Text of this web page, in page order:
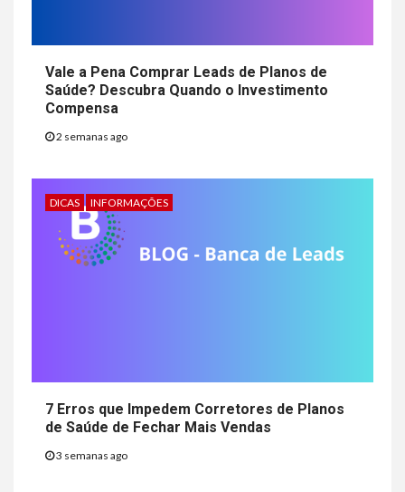
Vale a Pena Comprar Leads de Planos de
Saúde? Descubra Quando o Investimento
Compensa
2 semanas ago
DICAS INFORMAÇÕES
7 Erros que Impedem Corretores de Planos
de Saúde de Fechar Mais Vendas
3 semanas ago